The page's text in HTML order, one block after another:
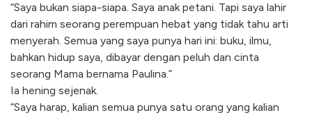
“Saya bukan siapa-siapa. Saya anak petani. Tapi saya lahir
dari rahim seorang perempuan hebat yang tidak tahu arti
menyerah. Semua yang saya punya hari ini: buku, ilmu,
bahkan hidup saya, dibayar dengan peluh dan cinta
seorang Mama bernama Paulina.”
Ia hening sejenak.
“Saya harap, kalian semua punya satu orang yang kalian